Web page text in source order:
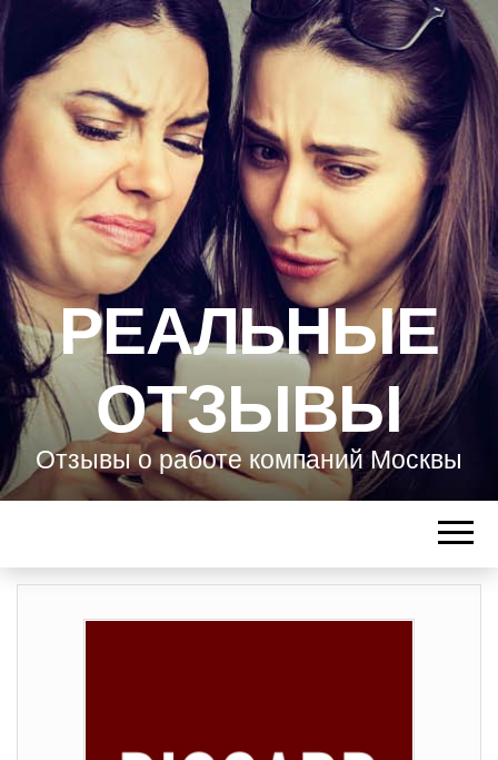
РЕАЛЬНЫЕ
ОТЗЫВЫ
Отзывы о работе компаний Москвы